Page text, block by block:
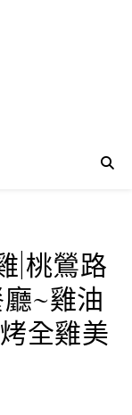
|桃鶯路
~雞油
全雞美